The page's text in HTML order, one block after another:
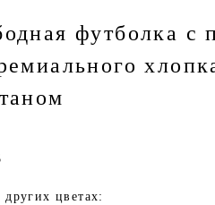
футболка с
других цветах: